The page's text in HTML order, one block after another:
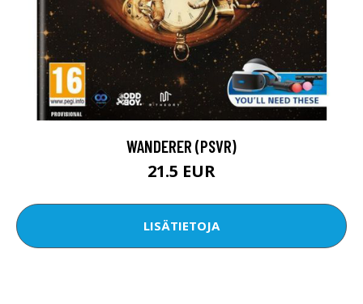
WANDERER (PSVR)
21.5 EUR
LISÄTIETOJA